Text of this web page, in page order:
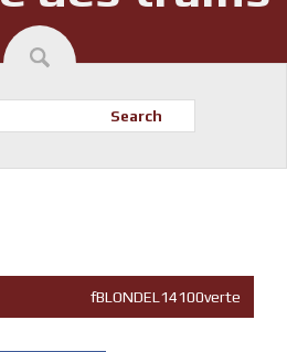
Search
fBLONDEL14100verte